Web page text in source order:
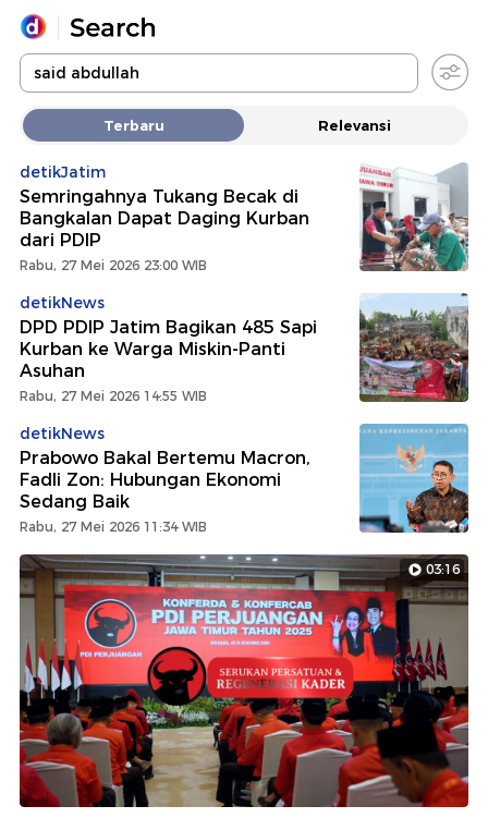
Yang sedang ramai dicari
Loading...
Promoted
Terakhir yang dicari
Terbaru Relevansi
detikJatim
Semringahnya Tukang Becak di
Bangkalan Dapat Daging Kurban
dari PDIP
Rabu, 27 Mei 2026 23:00 WIB
detikNews
DPD PDIP Jatim Bagikan 485 Sapi
Kurban ke Warga Miskin-Panti
Asuhan
Rabu, 27 Mei 2026 14:55 WIB
detikNews
Prabowo Bakal Bertemu Macron,
Fadli Zon: Hubungan Ekonomi
Sedang Baik
Rabu, 27 Mei 2026 11:34 WIB
03:16